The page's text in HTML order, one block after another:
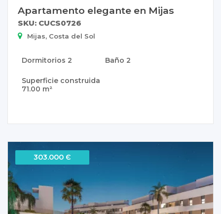
Apartamento elegante en Mijas
SKU: CUCS0726
Mijas, Costa del Sol
Dormitorios 2 Baño 2
Superficie construida
71.00 m²
303.000 Є